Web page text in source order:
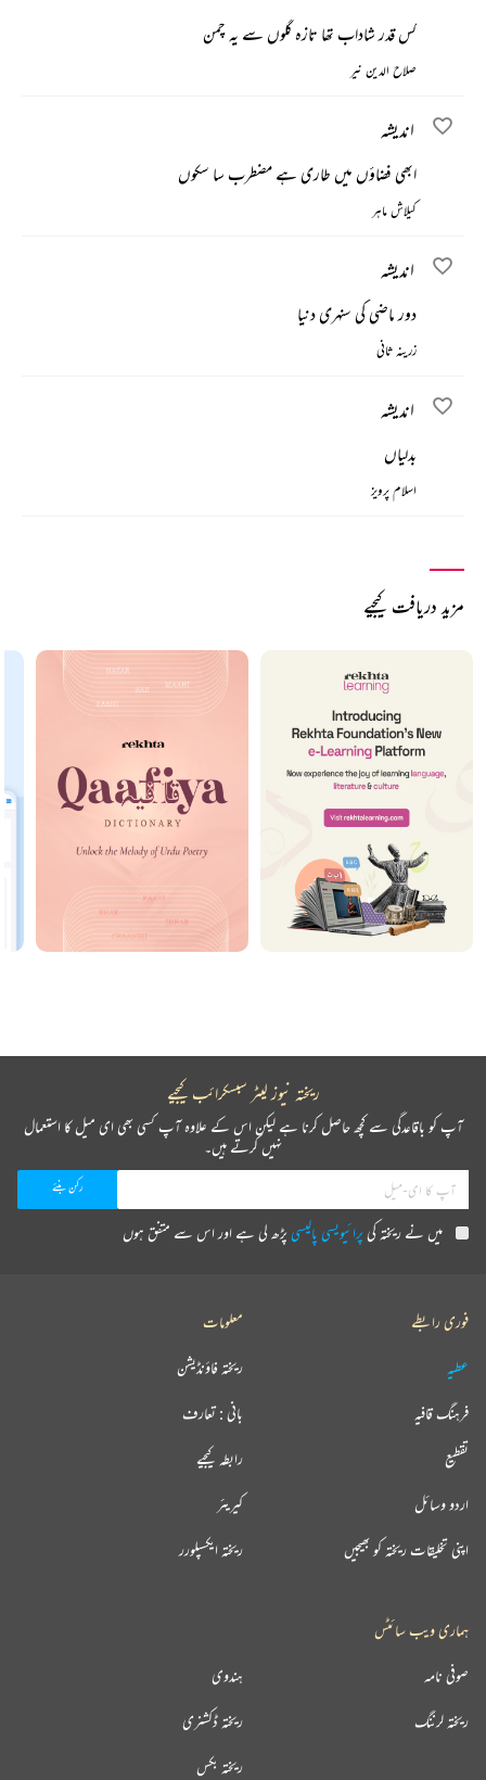
کس قدر شاداب تھا تازہ گلوں سے یہ چمن
صلاح الدین نیر
اندیشہ
ابھی فضاؤں میں طاری ہے مضطرب سا سکوں
کیلاش ماہر
اندیشہ
دور ماضی کی سنہری دنیا
زرینہ ثانی
اندیشہ
بدلیاں
اسلام پرویز
مزید دریافت کیجیے
ریختہ نیوز لیٹر سبسکرائب کیجیے
آپ کو باقاعدگی سے کچھ حاصل کرنا ہے لیکن اس کے علاوہ آپ کسی بھی ای میل کا استعمال
نہیں کرتے ہیں۔
میں نے ریختہ کیپرائیویسی پالیسیپڑھ لی ہے اور اس سے متفق ہوں
فوری رابطے
عطیہ
فرہنگ قافیہ
تقطیع
اردو وسائل
اپنی تخلیقات ریختہ کو بھیجیں
معلومات
ریختہ فاؤنڈیشن
بانی : تعارف
رابطہ کیجیے
کیریئر
ریختہ ایکسپلورر
ہماری ویب سائٹس
ہندوی صوفی نامہ
ریختہ ڈکشنری ریختہ لرننگ
ریختہ بکس